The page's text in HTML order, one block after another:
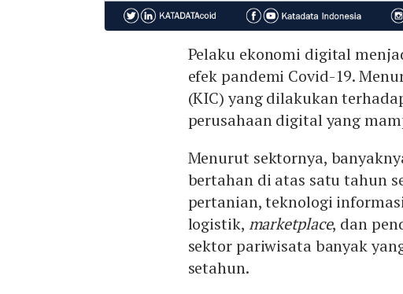
Pelaku ekonomi digital
efek pandemi Covid-19.
(KIC) yang dilakukan
perusahaan digital yang
Menurut sektornya,
bertahan di atas satu tahun
pertanian, teknologi
logistik, marketplace, dan
sektor pariwisata banyak
setahun.